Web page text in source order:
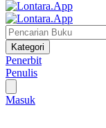
Kategori
Penerbit
Penulis
Masuk